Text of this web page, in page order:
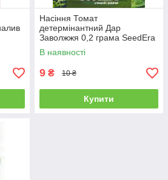
Насіння Томат
детермінантний Дар
Заволжжя 0,2 грама SeedEra
В наявності
9 ₴ 10 ₴
Купити